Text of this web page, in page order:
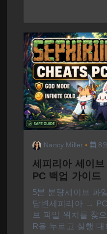
Nancy Miller 8
세피리아 세이
PC 백업 가이드
5분 분량세이브 파
답변세피리아 →
브 파일 위치를 찾
R을 누르고 실행 대